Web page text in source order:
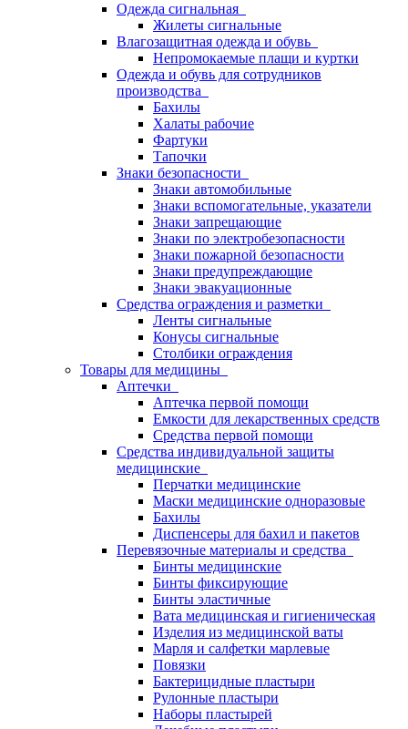
Одежда сигнальная
Жилеты сигнальные
Влагозащитная одежда и обувь
Непромокаемые плащи и куртки
Одежда и обувь для сотрудников
производства
Бахилы
Халаты рабочие
Фартуки
Тапочки
Знаки безопасности
Знаки автомобильные
Знаки вспомогательные, указатели
Знаки запрещающие
Знаки по электробезопасности
Знаки пожарной безопасности
Знаки предупреждающие
Знаки эвакуационные
Средства ограждения и разметки
Ленты сигнальные
Конусы сигнальные
Столбики ограждения
Товары для медицины
Аптечки
Аптечка первой помощи
Емкости для лекарственных средств
Средства первой помощи
Средства индивидуальной защиты
медицинские
Перчатки медицинские
Маски медицинские одноразовые
Бахилы
Диспенсеры для бахил и пакетов
Перевязочные материалы и средства
Бинты медицинские
Бинты фиксирующие
Бинты эластичные
Вата медицинская и гигиеническая
Изделия из медицинской ваты
Марля и салфетки марлевые
Повязки
Бактерицидные пластыри
Рулонные пластыри
Наборы пластырей